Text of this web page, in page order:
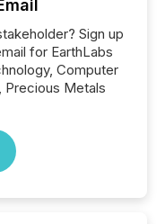
Sign up
for EarthLabs
Computer
Precious Metals